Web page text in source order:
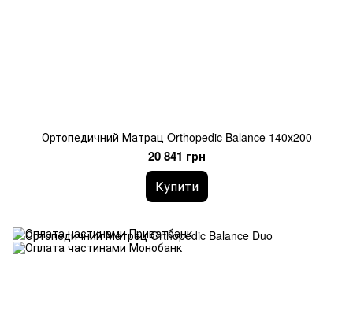
Ортопедичний Матрац Orthopedic Balance 140х200
20 841 грн
Купити